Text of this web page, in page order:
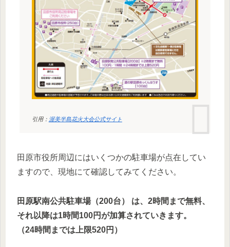
引用： 渥美半島花火大会公式サイト
田原市役所周辺にはいくつかの駐車場が点在してい
ますので、現地にて確認してみてください。
田原駅南公共駐車場（200台） は、2時間まで無料、
それ以降は1時間100円が加算されていきます。
（24時間までは上限520円）